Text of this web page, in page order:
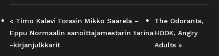
« Timo Kalevi Forssin Mikko Saarela –
Eppu Normaalin sanoittajamestarin tarina
-kirjanjulkkarit
The Odorants,
HOOK, Angry
Adults »